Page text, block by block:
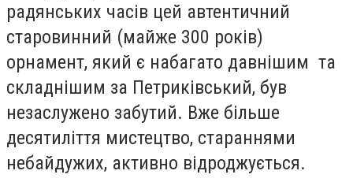
радянських часів цей автентичний
старовинний (майже 300 років)
орнамент, який є набагато давнішим та
складнішим за Петриківський, був
незаслужено забутий. Вже більше
десятиліття мистецтво, стараннями
небайдужих, активно відроджується.